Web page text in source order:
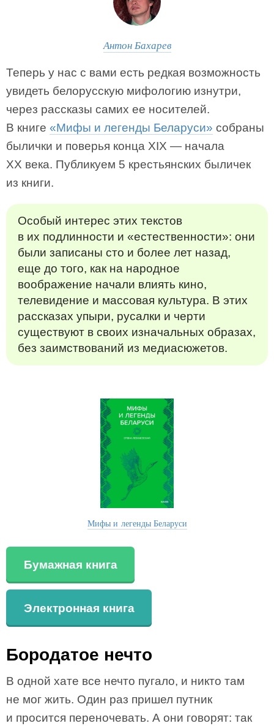
Антон Бахарев
Теперь у нас с вами есть редкая возможность
увидеть белорусскую мифологию изнутри,
через рассказы самих ее носителей.
В книге «Мифы и легенды Беларуси» собраны
былички и поверья конца XIX — начала
XX века. Публикуем 5 крестьянских быличек
из книги.
Особый интерес этих текстов
в их подлинности и «естественности»: они
были записаны сто и более лет назад,
еще до того, как на народное
воображение начали влиять кино,
телевидение и массовая культура. В этих
рассказах упыри, русалки и черти
существуют в своих изначальных образах,
без заимствований из медиасюжетов.
Мифы и легенды Беларуси
Бумажная книга
Электронная книга
Бородатое нечто
В одной хате все нечто пугало, и никто там
не мог жить. Один раз пришел путник
и просится переночевать. А они говорят: так